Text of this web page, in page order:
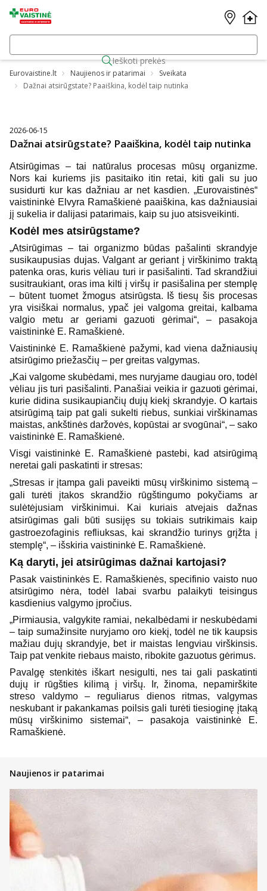
Ieškoti prekės
Eurovaistine.lt Naujienos ir patarimai
Sveikata
Dažnai atsirūgstate? Paaiškina, kodėl taip nutinka
2026-06-15
Dažnai atsirūgstate? Paaiškina, kodėl taip nutinka
Atsirūgimas – tai natūralus procesas mūsų organizme.
Nors kai kuriems jis pasitaiko itin retai, kiti gali su juo
susidurti kur kas dažniau ar net kasdien. „Eurovaistinės“
vaistininkė Elvyra Ramaškienė paaiškina, kas dažniausiai
jį sukelia ir dalijasi patarimais, kaip su juo atsisveikinti.
Kodėl mes atsirūgstame?
„Atsirūgimas – tai organizmo būdas pašalinti skrandyje
susikaupusias dujas. Valgant ar geriant į virškinimo traktą
patenka oras, kuris vėliau turi ir pasišalinti. Tad skrandžiui
susitraukiant, oras ima kilti į viršų ir pasišalina per stemplę
– būtent tuomet žmogus atsirūgsta. Iš tiesų šis procesas
yra visiškai normalus, ypač jei valgoma greitai, kalbama
valgio metu ar geriami gazuoti gėrimai“, – pasakoja
vaistininkė E. Ramaškienė.
Vaistininkė E. Ramaškienė pažymi, kad viena dažniausių
atsirūgimo priežasčių – per greitas valgymas.
„Kai valgome skubėdami, mes nuryjame daugiau oro, todėl
vėliau jis turi pasišalinti. Panašiai veikia ir gazuoti gėrimai,
kurie didina susikaupiančių dujų kiekį skrandyje. O kartais
atsirūgimą taip pat gali sukelti riebus, sunkiai virškinamas
maistas, ankštinės daržovės, kopūstai ar svogūnai“, – sako
vaistininkė E. Ramaškienė.
Visgi vaistininkė E. Ramaškienė pastebi, kad atsirūgimą
neretai gali paskatinti ir stresas:
„Stresas ir įtampa gali paveikti mūsų virškinimo sistemą –
gali turėti įtakos skrandžio rūgštingumo pokyčiams ar
sulėtėjusiam virškinimui. Kai kuriais atvejais dažnas
atsirūgimas gali būti susijęs su tokiais sutrikimais kaip
gastroezofaginis refliuksas, kai skrandžio turinys grįžta į
stemplę“, – išskiria vaistininkė E. Ramaškienė.
Ką daryti, jei atsirūgimas dažnai kartojasi?
Pasak vaistininkės E. Ramaškienės, specifinio vaisto nuo
atsirūgimo nėra, todėl labai svarbu palaikyti teisingus
kasdienius valgymo įpročius.
„Pirmiausia, valgykite ramiai, nekalbėdami ir neskubėdami
– taip sumažinsite nuryjamo oro kiekį, todėl ne tik kaupsis
mažiau dujų skrandyje, bet ir maistas lengviau virškinsis.
Taip pat venkite riebaus maisto, ribokite gazuotus gėrimus.
Pavalgę stenkitės iškart nesigulti, nes tai gali paskatinti
dujų ir rūgšties kilimą į viršų. Ir, žinoma, nepamirškite
streso valdymo – reguliarus dienos ritmas, valgymas
neskubant ir pakankamas poilsis gali turėti tiesioginę įtaką
mūsų virškinimo sistemai“, – pasakoja vaistininkė E.
Ramaškienė.
Naujienos ir patarimai